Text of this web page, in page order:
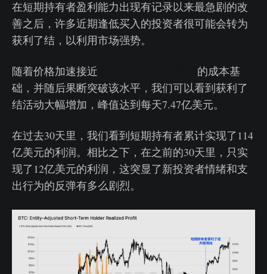
在短期持有者盈利能力出现有记录以来最急剧的改
善之后，许多近期逢低买入的投资者很可能会转为
获利了结，以利用市场强势。
随着价格加速接近
的成本基
础，并随后果断突破该水平，我们可以看到获利了
结活动大幅增加，峰值达到每天7.47亿美元。
在过去30天里，我们看到短期持有者累计实现了114
亿美元的利润。相比之下，在之前的30天里，只实
现了12亿美元的利润，这突显了新投资者情绪和支
出行为的反弹有多么剧烈。